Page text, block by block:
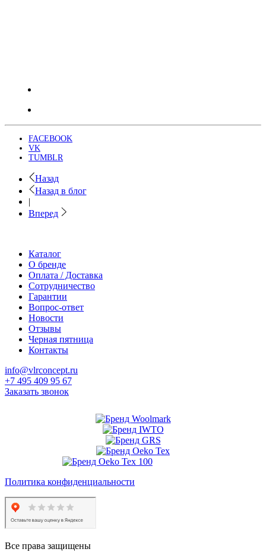
FACEBOOK
VK
TUMBLR
Назад
Назад в блог
|
Вперед
Каталог
О бренде
Оплата / Доставка
Сотрудничество
Гарантии
Вопрос-ответ
Новости
Отзывы
Черная пятница
Контакты
info@vlrconcept.ru
+7 495 409 95 67
Заказать звонок
Политика конфиденциальности
Все права защищены